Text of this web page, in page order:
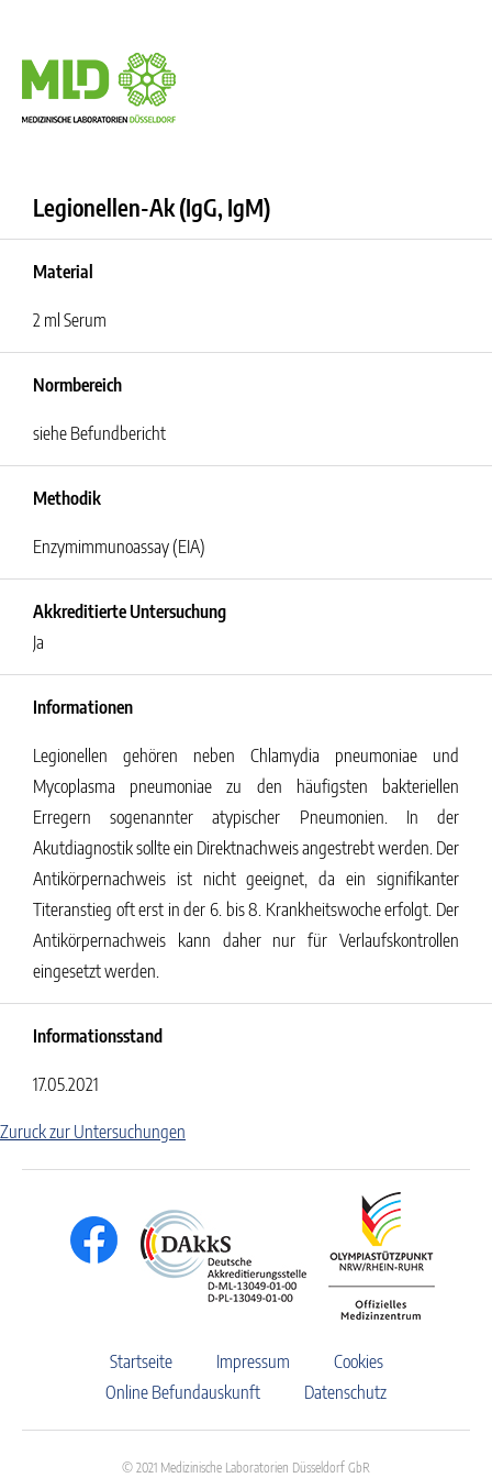
Legionellen-Ak (IgG, IgM)
Material
2 ml Serum
Normbereich
siehe Befundbericht
Methodik
Enzymimmunoassay (EIA)
Akkreditierte Untersuchung
Ja
Informationen
Legionellen gehören neben Chlamydia pneumoniae und
Mycoplasma pneumoniae zu den häufigsten bakteriellen
Erregern sogenannter atypischer Pneumonien. In der
Akutdiagnostik sollte ein Direktnachweis angestrebt werden. Der
Antikörpernachweis ist nicht geeignet, da ein signifikanter
Titeranstieg oft erst in der 6. bis 8. Krankheitswoche erfolgt. Der
Antikörpernachweis kann daher nur für Verlaufskontrollen
eingesetzt werden.
Informationsstand
17.05.2021
Zuruck zur Untersuchungen
Startseite Impressum
Cookies
Online Befundauskunft
Datenschutz
© 2021 Medizinische Laboratorien Düsseldorf GbR